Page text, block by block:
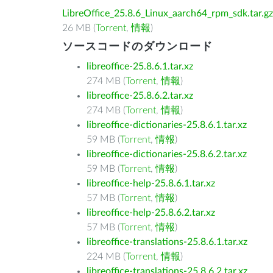
LibreOffice_25.8.6_Linux_aarch64_rpm_sdk.tar.gz
26 MB (Torrent,情報)
ソースコードのダウンロード
libreoffice-25.8.6.1.tar.xz
274 MB (Torrent,情報)
libreoffice-25.8.6.2.tar.xz
274 MB (Torrent,情報)
libreoffice-dictionaries-25.8.6.1.tar.xz
59 MB (Torrent,情報)
libreoffice-dictionaries-25.8.6.2.tar.xz
59 MB (Torrent,情報)
libreoffice-help-25.8.6.1.tar.xz
57 MB (Torrent,情報)
libreoffice-help-25.8.6.2.tar.xz
57 MB (Torrent,情報)
libreoffice-translations-25.8.6.1.tar.xz
224 MB (Torrent,情報)